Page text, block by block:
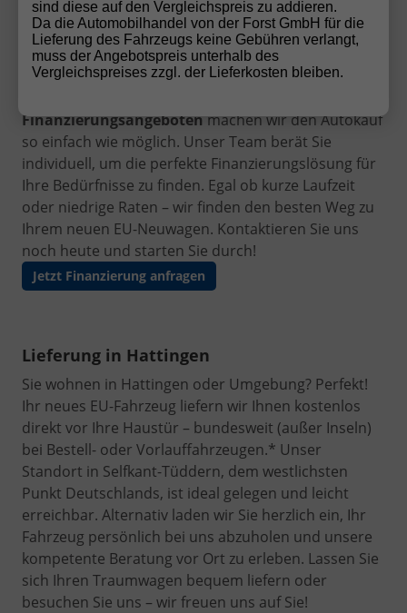
Finanzierung leicht gemacht
Ihr Traumauto ist nur einen Schritt entfernt! Mit
Finanzierungsangebotenmachen wir den Autokauf
so einfach wie möglich. Unser Team berät Sie
individuell, um die perfekte Finanzierungslösung für
Ihre Bedürfnisse zu finden. Egal ob kurze Laufzeit
oder niedrige Raten – wir finden den besten Weg zu
Ihrem neuen EU-Neuwagen. Kontaktieren Sie uns
noch heute und starten Sie durch!
Jetzt Finanzierung anfragen
Lieferung in Hattingen
Sie wohnen in Hattingen oder Umgebung? Perfekt!
Ihr neues EU-Fahrzeug liefern wir Ihnen kostenlos
direkt vor Ihre Haustür – bundesweit (außer Inseln)
bei Bestell- oder Vorlauffahrzeugen.* Unser
Standort in Selfkant-Tüddern, dem westlichsten
Punkt Deutschlands, ist ideal gelegen und leicht
erreichbar. Alternativ laden wir Sie herzlich ein, Ihr
Fahrzeug persönlich bei uns abzuholen und unsere
kompetente Beratung vor Ort zu erleben. Lassen Sie
sich Ihren Traumwagen bequem liefern oder
besuchen Sie uns – wir freuen uns auf Sie!
sind diese auf den Vergleichspreis zu addieren.
Da die Automobilhandel von der Forst GmbH für die
Lieferung des Fahrzeugs keine Gebühren verlangt,
muss der Angebotspreis unterhalb des
Vergleichspreises zzgl. der Lieferkosten bleiben.